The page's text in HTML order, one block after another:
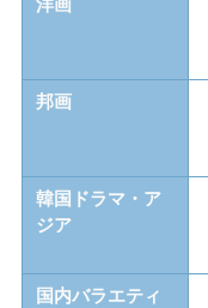
洋画
邦画
韓国ドラマ・ア
ジア
国内バラエティ